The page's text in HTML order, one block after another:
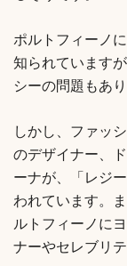
ポルトフィーノ
知られています
シーの問題もあ
しかし、ファッ
のデザイナー、
ーナが、「レジ
われています。
ルトフィーノに
ナーやセレブリ